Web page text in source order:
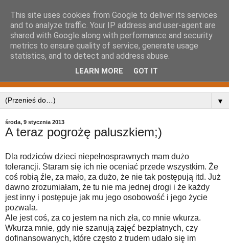
▼
środa, 9 stycznia 2013
A teraz pogrożę paluszkiem;)
Dla rodziców dzieci niepełnosprawnych mam dużo
tolerancji. Staram się ich nie oceniać przede wszystkim. Że
coś robią źle, za mało, za dużo, że nie tak postępują itd. Już
dawno zrozumiałam, że tu nie ma jednej drogi i że każdy
jest inny i postępuje jak mu jego osobowość i jego życie
pozwala.
Ale jest coś, za co jestem na nich zła, co mnie wkurza.
Wkurza mnie, gdy nie szanują zajęć bezpłatnych, czy
dofinansowanych, które często z trudem udało się im
This site uses cookies from Google to deliver its services
and to analyze traffic. Your IP address and user-agent are
shared with Google along with performance and security
metrics to ensure quality of service, generate usage
statistics, and to detect and address abuse.
LEARN MORE GOT IT